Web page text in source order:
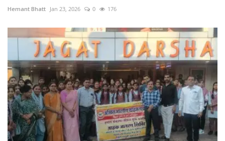
Hemant Bhatt Jan 23, 2026 0 176